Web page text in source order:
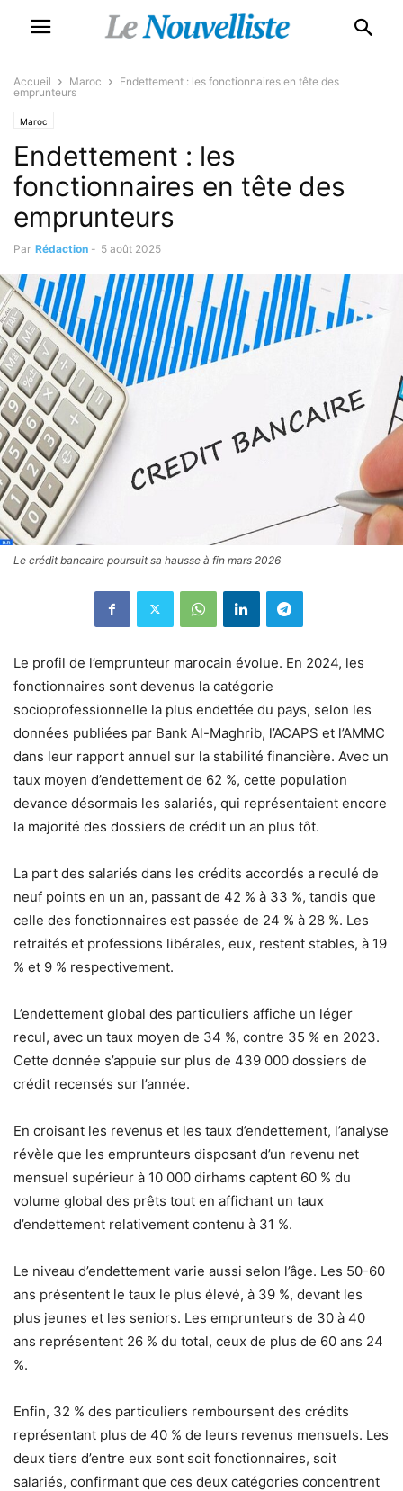
Accueil Maroc
Endettement : les fonctionnaires en tête des
emprunteurs
Maroc
Endettement : les
fonctionnaires en tête des
emprunteurs
Par Rédaction - 5 août 2025
Le crédit bancaire poursuit sa hausse à fin mars 2026
Le profil de l’emprunteur marocain évolue. En 2024, les
fonctionnaires sont devenus la catégorie
socioprofessionnelle la plus endettée du pays, selon les
données publiées par Bank Al-Maghrib, l’ACAPS et l’AMMC
dans leur rapport annuel sur la stabilité financière. Avec un
taux moyen d’endettement de 62 %, cette population
devance désormais les salariés, qui représentaient encore
la majorité des dossiers de crédit un an plus tôt.
La part des salariés dans les crédits accordés a reculé de
neuf points en un an, passant de 42 % à 33 %, tandis que
celle des fonctionnaires est passée de 24 % à 28 %. Les
retraités et professions libérales, eux, restent stables, à 19
% et 9 % respectivement.
L’endettement global des particuliers affiche un léger
recul, avec un taux moyen de 34 %, contre 35 % en 2023.
Cette donnée s’appuie sur plus de 439 000 dossiers de
crédit recensés sur l’année.
En croisant les revenus et les taux d’endettement, l’analyse
révèle que les emprunteurs disposant d’un revenu net
mensuel supérieur à 10 000 dirhams captent 60 % du
volume global des prêts tout en affichant un taux
d’endettement relativement contenu à 31 %.
Le niveau d’endettement varie aussi selon l’âge. Les 50-60
ans présentent le taux le plus élevé, à 39 %, devant les
plus jeunes et les seniors. Les emprunteurs de 30 à 40
ans représentent 26 % du total, ceux de plus de 60 ans 24
%.
Enfin, 32 % des particuliers remboursent des crédits
représentant plus de 40 % de leurs revenus mensuels. Les
deux tiers d’entre eux sont soit fonctionnaires, soit
salariés, confirmant que ces deux catégories concentrent